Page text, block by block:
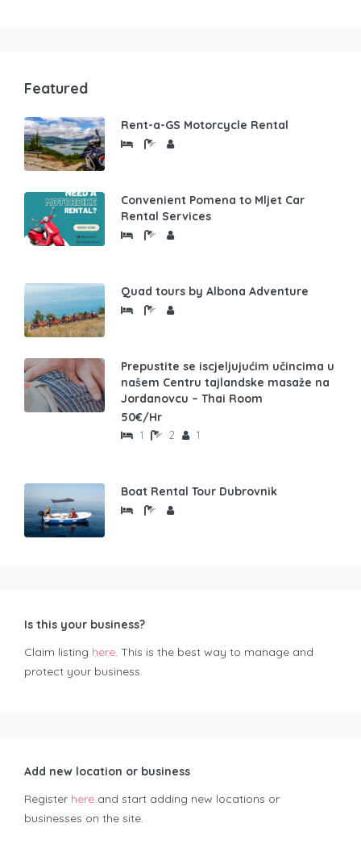
Featured
Rent-a-GS Motorcycle Rental
Convenient Pomena to Mljet Car
Rental Services
Quad tours by Albona Adventure
Prepustite se iscjeljujućim učincima u
našem Centru tajlandske masaže na
Jordanovcu – Thai Room
50€/Hr
1 2 1
Boat Rental Tour Dubrovnik
Is this your business?
Claim listing here. This is the best way to manage and
protect your business.
Add new location or business
Register here and start adding new locations or
businesses on the site.